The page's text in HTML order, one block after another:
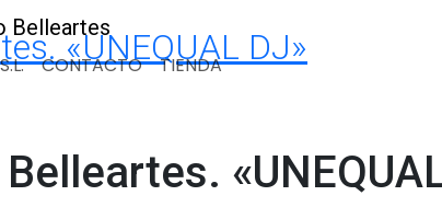
CONTACTO TIENDA
«UNEQUAL DJ»